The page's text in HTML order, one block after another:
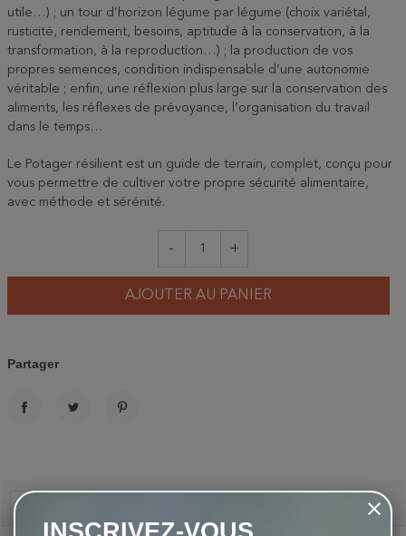
utile…) ; un tour d’horizon légume par légume (choix variétal,
rusticité, rendement, besoins, aptitude à la conservation, à la
transformation, à la reproduction…) ; la production de vos
propres semences, condition indispensable d’une autonomie
véritable ; enfin, une réflexion plus large sur la conservation des
aliments, les réflexes de prévoyance, l’organisation du travail
dans le temps…
Le Potager résilient est un guide de terrain, complet, conçu pour
vous permettre de cultiver votre propre sécurité alimentaire,
avec méthode et sérénité.
- +
AJOUTER AU PANIER
Partager